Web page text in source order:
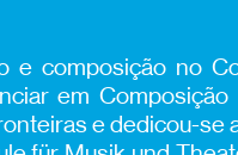
e composição no
em Composição
e dedicou-se